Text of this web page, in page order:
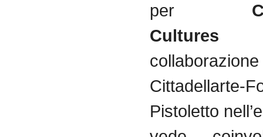
per
collaborazione
Cittadellarte-
Pistoletto